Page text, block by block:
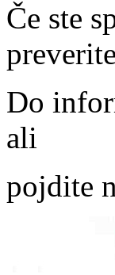
Če ste
Do
ali
pojdite